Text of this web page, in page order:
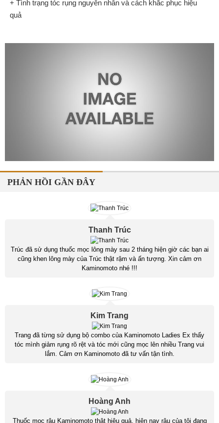
+ Tình trạng tóc rụng nguyên nhân và cách khắc phục hiệu
quả
PHẢN HỒI GẦN ĐÂY
Thanh Trúc
Trúc đã sử dụng thuốc mọc lông mày sau 2 tháng hiện giờ các bạn ai
cũng khen lông mày của Trúc thật rậm và ấn tượng. Xin cảm ơn
Kaminomoto nhé !!!
Kim Trang
Trang đã từng sử dụng bộ combo của Kaminomoto Ladies Ex thấy
tóc mình giảm rụng rõ rệt và tóc mới cũng mọc lên nhiều Trang vui
lắm. Cảm ơn Kaminomoto đã tư vấn tận tình.
Hoàng Anh
Thuốc mọc râu Kaminomoto thật hiệu quả, hiện nay râu của tôi đang